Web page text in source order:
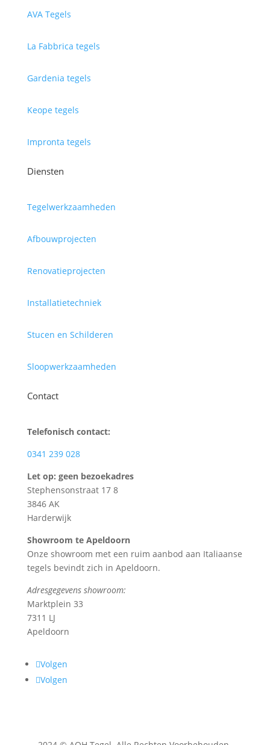
AVA Tegels
La Fabbrica tegels
Gardenia tegels
Keope tegels
Impronta tegels
Diensten
Tegelwerkzaamheden
Afbouwprojecten
Renovatieprojecten
Installatietechniek
Stucen en Schilderen
Sloopwerkzaamheden
Contact
Telefonisch contact:
0341 239 028
Let op: geen bezoekadres
Stephensonstraat 17 8
3846 AK
Harderwijk
Showroom te Apeldoorn
Onze showroom met een ruim aanbod aan Italiaanse
tegels bevindt zich in Apeldoorn.
Adresgegevens showroom:
Marktplein 33
7311 LJ
Apeldoorn
Volgen
Volgen